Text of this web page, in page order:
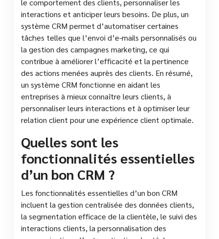
le comportement des clients, personnaliser les
interactions et anticiper leurs besoins. De plus, un
système CRM permet d’automatiser certaines
tâches telles que l’envoi d’e-mails personnalisés ou
la gestion des campagnes marketing, ce qui
contribue à améliorer l’efficacité et la pertinence
des actions menées auprès des clients. En résumé,
un système CRM fonctionne en aidant les
entreprises à mieux connaître leurs clients, à
personnaliser leurs interactions et à optimiser leur
relation client pour une expérience client optimale.
Quelles sont les
fonctionnalités essentielles
d’un bon CRM ?
Les fonctionnalités essentielles d’un bon CRM
incluent la gestion centralisée des données clients,
la segmentation efficace de la clientèle, le suivi des
interactions clients, la personnalisation des